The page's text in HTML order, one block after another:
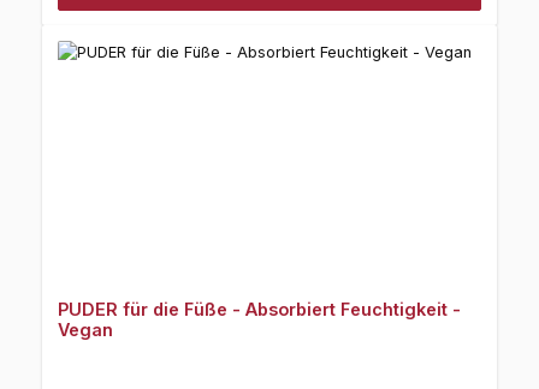
PUDER für die Füße - Absorbiert Feuchtigkeit -
Vegan